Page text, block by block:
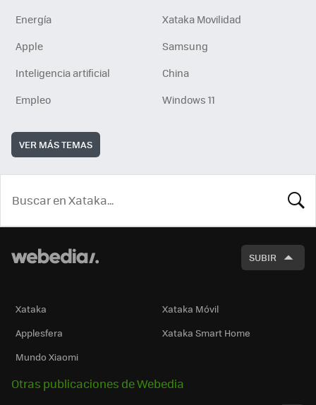
Energía
Xataka Movilidad
Apple
Samsung
Inteligencia artificial
China
Empleo
Windows 11
VER MÁS TEMAS
SUBIR
Xataka
Xataka Móvil
Applesfera
Xataka Smart Home
Mundo Xiaomi
Otras publicaciones de Webedia